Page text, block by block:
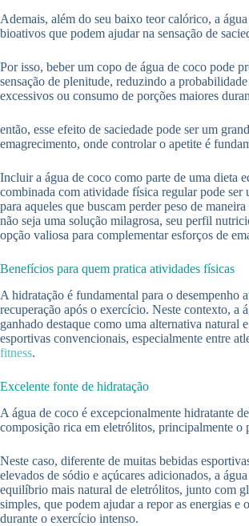
Ademais, além do seu baixo teor calórico, a
bioativos que podem ajudar na sensação de
Por isso, beber um copo de água de coco pode
sensação de plenitude, reduzindo a
excessivos ou consumo de porções maiores
então, esse efeito de saciedade pode ser um
emagrecimento, onde controlar o apetite é
Incluir a água de coco como parte de uma dieta
combinada com atividade física regular pode ser
para aqueles que buscam perder peso de
não seja uma solução milagrosa, seu perfil
opção valiosa para complementar esforços de
Benefícios para quem pratica atividades físicas
A hidratação é fundamental para o desempenho
recuperação após o exercício. Neste contexto, a
ganhado destaque como uma alternativa natural
esportivas convencionais, especialmente entre
fitness.
Excelente fonte de hidratação
A água de coco é excepcionalmente hidratante
composição rica em eletrólitos, principalmente o
Neste caso, diferente de muitas bebidas
elevados de sódio e açúcares adicionados, a
equilíbrio mais natural de eletrólitos, junto com
simples, que podem ajudar a repor as energias e
durante o exercício intenso.